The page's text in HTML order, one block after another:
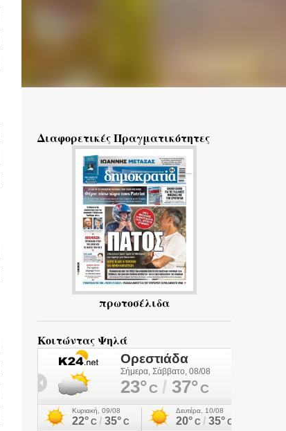
Διαφορετικές Πραγματικότητες
πρωτοσέλιδα
Κοιτώντας Ψηλά